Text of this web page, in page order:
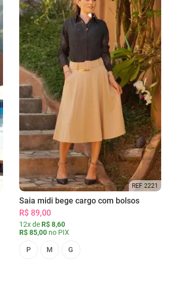
REF 2221
Saia midi bege cargo com bolsos
R$ 89,00
12x de R$ 8,60
R$ 85,00no PIX
P M G